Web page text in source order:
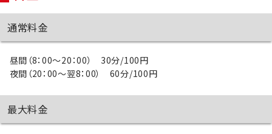
通常料金
昼間（8：00～20：00） 30分/100円
夜間（20：00～翌8：00） 60分/100円
最大料金